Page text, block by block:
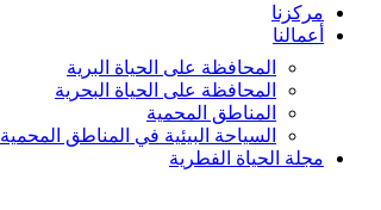
مركزنا
أعمالنا
المحافظة على الحياة البرية
المحافظة على الحياة البحرية
المناطق المحمية
السياحة البيئية في المناطق المحمية
مجلة الحياة الفطرية